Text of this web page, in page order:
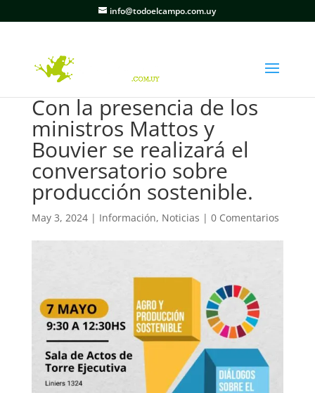
info@todoelcampo.com.uy
Con la presencia de los
ministros Mattos y
Bouvier se realizará el
conversatorio sobre
producción sostenible.
May 3, 2024| Información, Noticias | 0 Comentarios